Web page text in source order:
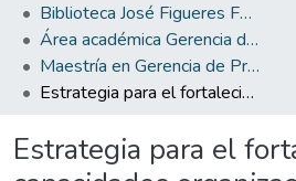
Biblioteca José Figueres Ferrer
Área académica Gerencia de Proyectos
Maestría en Gerencia de Proyectos
Estrategia para el fortalecimiento de capacidades organizacionales para la gestión de proyectos en CONAPE
Estrategia para el